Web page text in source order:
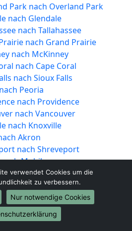
Park nach Overland Park
nach Glendale
nach Tallahassee
nach Grand Prairie
nach McKinney
nach Cape Coral
nach Sioux Falls
Peoria
nach Providence
nach Vancouver
nach Knoxville
Akron
nach Shreveport
Mobile
nach Brownsville
News nach Newport
nach Fort
verwendet Cookies um die
zu verbessern.
Nur notwendige Cookies